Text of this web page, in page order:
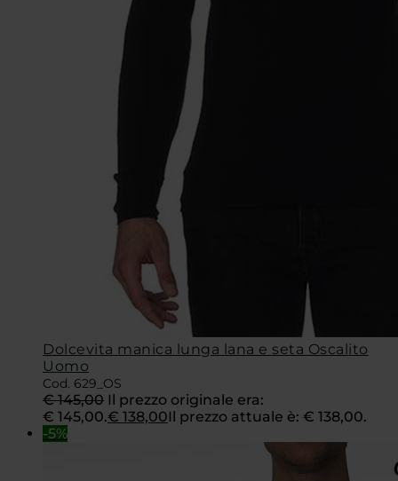
Dolcevita manica lunga lana e seta Oscalito
Uomo
Cod. 629_OS
€145,00 Il prezzo originale era:
€ 145,00.€ 138,00Il prezzo attuale è: € 138,00.
-5%